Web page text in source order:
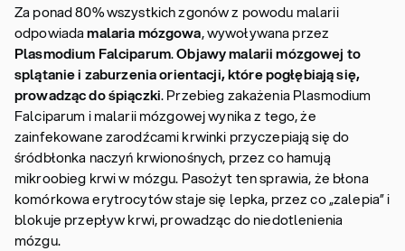
Za ponad 80% wszystkich zgonów z powodu malarii
odpowiadamalaria mózgowa, wywoływana przez
Plasmodium Falciparum.Objawy malarii mózgowej to
splątanie i zaburzenia orientacji, które pogłębiają się,
prowadząc do śpiączki. Przebieg zakażenia Plasmodium
Falciparum i malarii mózgowej wynika z tego, że
zainfekowane zarodźcami krwinki przyczepiają się do
śródbłonka naczyń krwionośnych, przez co hamują
mikroobieg krwi w mózgu. Pasożyt ten sprawia, że błona
komórkowa erytrocytów staje się lepka, przez co „zalepia” i
blokuje przepływ krwi, prowadząc do niedotlenienia
mózgu.